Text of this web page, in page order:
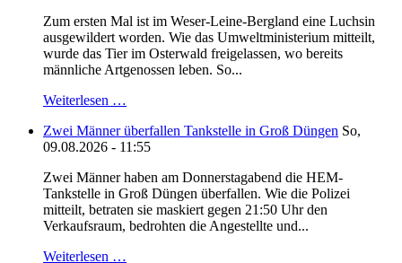
Zum ersten Mal ist im Weser-Leine-Bergland eine Luchsin
ausgewildert worden. Wie das Umweltministerium mitteilt,
wurde das Tier im Osterwald freigelassen, wo bereits
männliche Artgenossen leben. So...
Weiterlesen …
Zwei Männer überfallen Tankstelle in Groß Düngen So,
09.08.2026 - 11:55
Zwei Männer haben am Donnerstagabend die HEM-
Tankstelle in Groß Düngen überfallen. Wie die Polizei
mitteilt, betraten sie maskiert gegen 21:50 Uhr den
Verkaufsraum, bedrohten die Angestellte und...
Weiterlesen …